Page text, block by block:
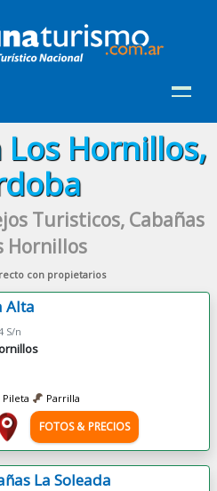
Los Hornillos,
Turisticos, Cabañas
Hornillos
con propietarios
Alta
S/n
Pileta Parrilla
FOTOS & PRECIOS
La Soleada